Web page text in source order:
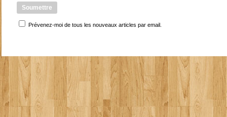
Prévenez-moi de tous les nouveaux articles par email.